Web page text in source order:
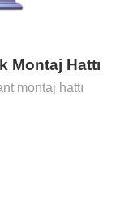
Montaj Hattı
montaj hattı